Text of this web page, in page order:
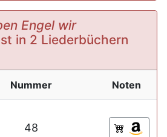
Engel wir
in 2 Liederbüchern
Nummer Noten
48